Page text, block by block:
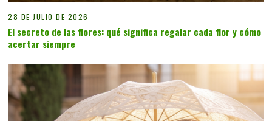
28 DE JULIO DE 2026
El secreto de las flores: qué significa regalar cada flor y cómo
acertar siempre